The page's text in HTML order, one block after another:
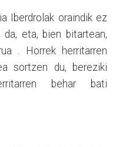
Iberdrolak oraindik ez
da, eta, bien bitartean,
. Horrek herritarren
sortzen du, bereziki
behar bati